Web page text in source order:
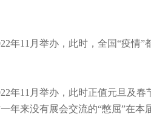
年11月举办，此时，全国“疫情
年11月举办，此时正值元旦及
年来没有展会交流的“憋屈”在